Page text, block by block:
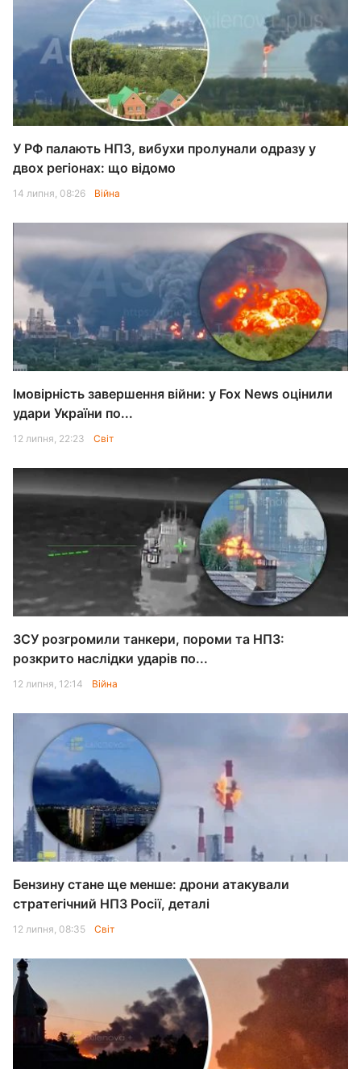
У РФ палають НПЗ, вибухи пролунали одразу у
двох регіонах: що відомо
14 липня, 08:26 Війна
Імовірність завершення війни: у Fox News оцінили
удари України по...
12 липня, 22:23 Світ
ЗСУ розгромили танкери, пороми та НПЗ:
розкрито наслідки ударів по...
12 липня, 12:14 Війна
Бензину стане ще менше: дрони атакували
стратегічний НПЗ Росії, деталі
12 липня, 08:35 Світ